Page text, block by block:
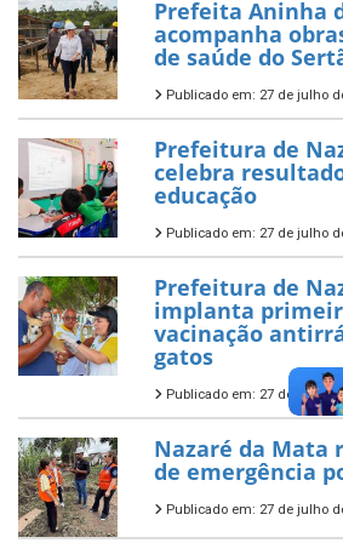
Prefeita Aninha
acompanha
de saúde do
Publicado em: 27 de julho
Prefeitura de
celebra
educação
Publicado em: 27 de julho
Prefeitura de
implanta
vacinação
gatos
Publicado em: 27 de julho
Nazaré da Mata
de emergência
Publicado em: 27 de julho